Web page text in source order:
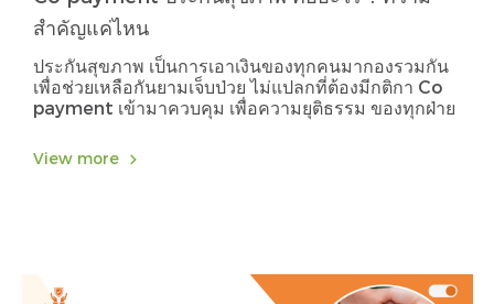
สำคัญแค่ไหน
ประกันสุขภาพ เป็นการเอาเงินของทุกคนมากองรวมกัน
เพื่อช่วยเหลือกันยามเจ็บป่วย ไม่แปลกที่ต้องมีกติกา Co
payment เข้ามาควบคุม เพื่อความยุติธรรม ของทุกฝ่าย
View more